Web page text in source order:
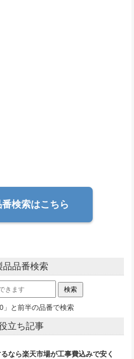
検索はこちら
品品番検索
と前半の品番で検索
立ち記事
なら楽天市場が工事費込みで安く